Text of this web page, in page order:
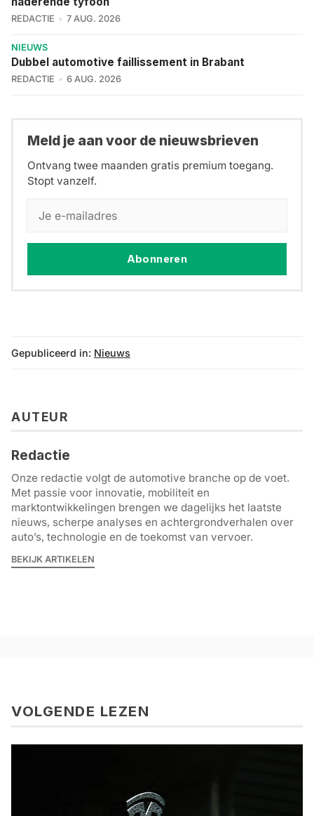
REDACTIE 7 AUG. 2026
NIEUWS
Dubbel automotive faillissement in Brabant
REDACTIE 6 AUG. 2026
Meld je aan voor de nieuwsbrieven
Ontvang twee maanden gratis premium toegang.
Stopt vanzelf.
Abonneren
Gepubliceerd in: Nieuws
AUTEUR
Redactie
Onze redactie volgt de automotive branche op de voet.
Met passie voor innovatie, mobiliteit en
marktontwikkelingen brengen we dagelijks het laatste
nieuws, scherpe analyses en achtergrondverhalen over
auto’s, technologie en de toekomst van vervoer.
BEKIJK ARTIKELEN
VOLGENDE LEZEN